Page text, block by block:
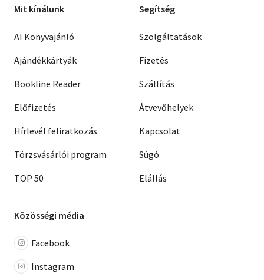
Mit kínálunk
AI Könyvajánló
Ajándékkártyák
Bookline Reader
Előfizetés
Hírlevél feliratkozás
Törzsvásárlói program
TOP 50
Segítség
Szolgáltatások
Fizetés
Szállítás
Átvevőhelyek
Kapcsolat
Súgó
Elállás
Közösségi média
Facebook
Instagram